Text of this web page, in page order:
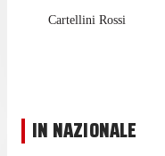
Cartellini Rossi
IN NAZIONALE